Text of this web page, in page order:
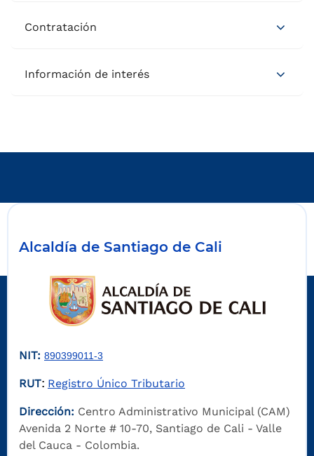
Contratación
Información de interés
Alcaldía de Santiago de Cali
NIT: 890399011-3
RUT: Registro Único Tributario
Dirección: Centro Administrativo Municipal (CAM)
Avenida 2 Norte # 10-70, Santiago de Cali - Valle
del Cauca - Colombia.